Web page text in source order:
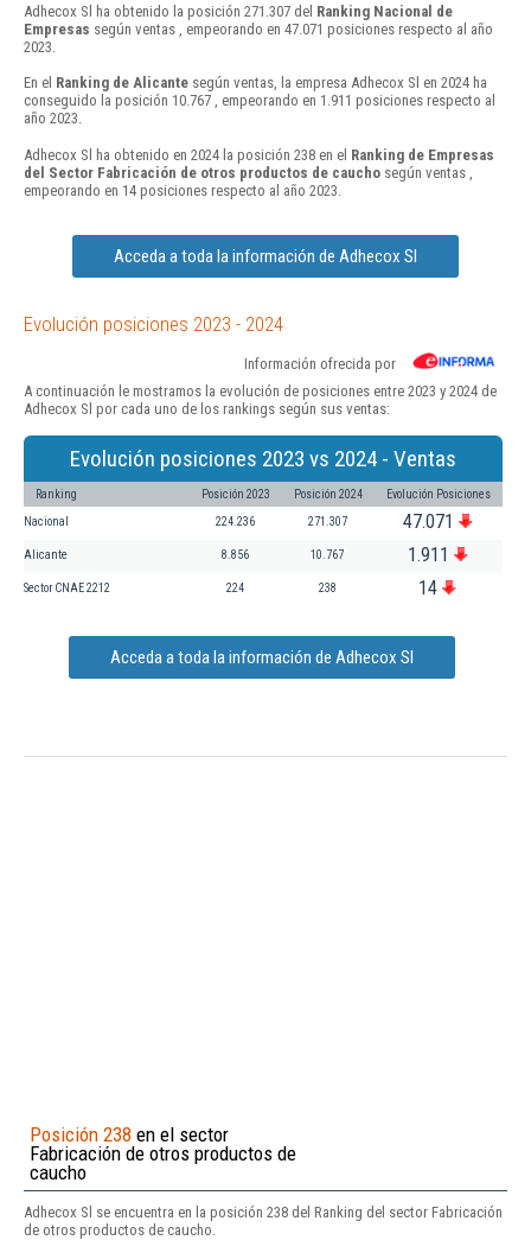
Adhecox Sl ha obtenido la posición 271.307 del Ranking Nacional de
Empresas según ventas , empeorando en 47.071 posiciones respecto al año
2023.
En el Ranking de Alicante según ventas, la empresa Adhecox Sl en 2024 ha
conseguido la posición 10.767 , empeorando en 1.911 posiciones respecto al
año 2023.
Adhecox Sl ha obtenido en 2024 la posición 238 en el Ranking de Empresas
del Sector Fabricación de otros productos de caucho según ventas ,
empeorando en 14 posiciones respecto al año 2023.
Acceda a toda la información de Adhecox Sl
Evolución posiciones 2023 - 2024
Información ofrecida por
A continuación le mostramos la evolución de posiciones entre 2023 y 2024 de
Adhecox Sl por cada uno de los rankings según sus ventas:
Evolución posiciones 2023 vs 2024 - Ventas
Ranking Posición 2023 Posición 2024 Evolución Posiciones
Nacional 224.236 271.307 47.071
Alicante 8.856 10.767 1.911
Sector CNAE 2212 224 238 14
Acceda a toda la información de Adhecox Sl
Posición 238 en el sector
Fabricación de otros productos de
caucho
Adhecox Sl se encuentra en la posición 238 del Ranking del sector Fabricación
de otros productos de caucho.